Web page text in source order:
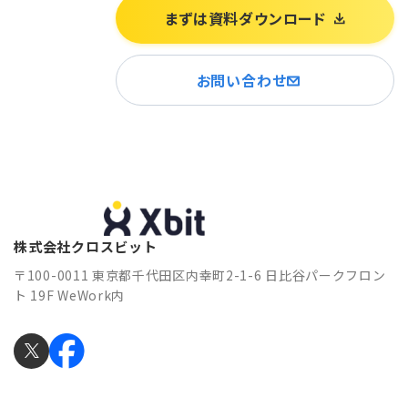
まずは資料ダウンロード
お問い合わせ
株式会社クロスビット
〒100-0011 東京都千代田区内幸町2-1-6 日比谷パークフロン
ト 19F WeWork内